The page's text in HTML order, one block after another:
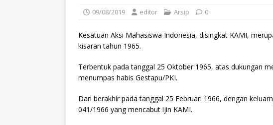
09/08/2019 editor Arsip 0
Kesatuan Aksi Mahasiswa Indonesia, disingkat KAMI,
kisaran tahun 1965.
Terbentuk pada tanggal 25 Oktober 1965, atas dukungan
menumpas habis Gestapu/PKI.
Dan berakhir pada tanggal 25 Februari 1966, dengan
041/1966 yang mencabut ijin KAMI.